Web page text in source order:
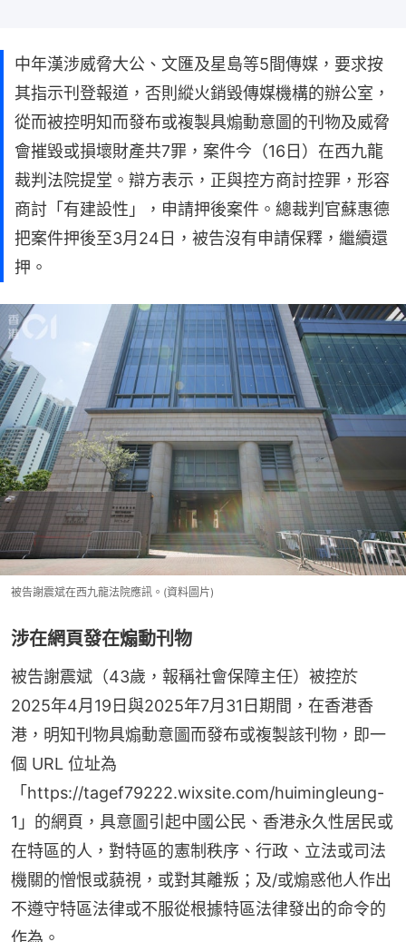
中年漢涉威脅大公、文匯及星島等5間傳媒，要求按
其指示刊登報道，否則縱火銷毀傳媒機構的辦公室，
從而被控明知而發布或複製具煽動意圖的刊物及威脅
會摧毀或損壞財產共7罪，案件今（16日）在西九龍
裁判法院提堂。辯方表示，正與控方商討控罪，形容
商討「有建設性」，申請押後案件。總裁判官蘇惠德
把案件押後至3月24日，被告沒有申請保釋，繼續還
押。
被告謝震斌在西九龍法院應訊。(資料圖片)
涉在網頁發在煽動刊物
被告謝震斌（43歲，報稱社會保障主任）被控於
2025年4月19日與2025年7月31日期間，在香港香
港，明知刊物具煽動意圖而發布或複製該刊物，即一
個 URL 位址為
「https://tagef79222.wixsite.com/huimingleung-
1」的網頁，具意圖引起中國公民、香港永久性居民或
在特區的人，對特區的憲制秩序、行政、立法或司法
機關的憎恨或藐視，或對其離叛；及/或煽惑他人作出
不遵守特區法律或不服從根據特區法律發出的命令的
作為。